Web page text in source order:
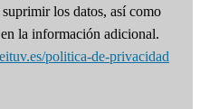
los datos, así como
la información adicional.
politica-de-privacidad